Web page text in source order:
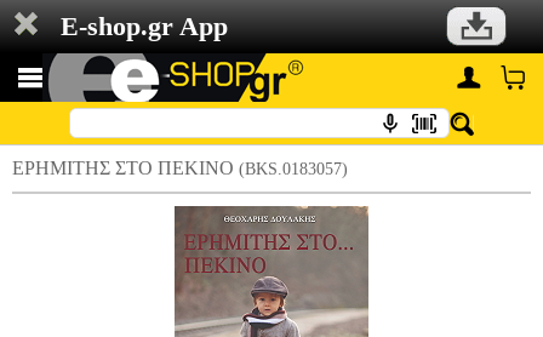
E-shop.gr App
ΕΡΗΜΙΤΗΣ ΣΤΟ ΠΕΚΙΝΟ (BKS.0183057)